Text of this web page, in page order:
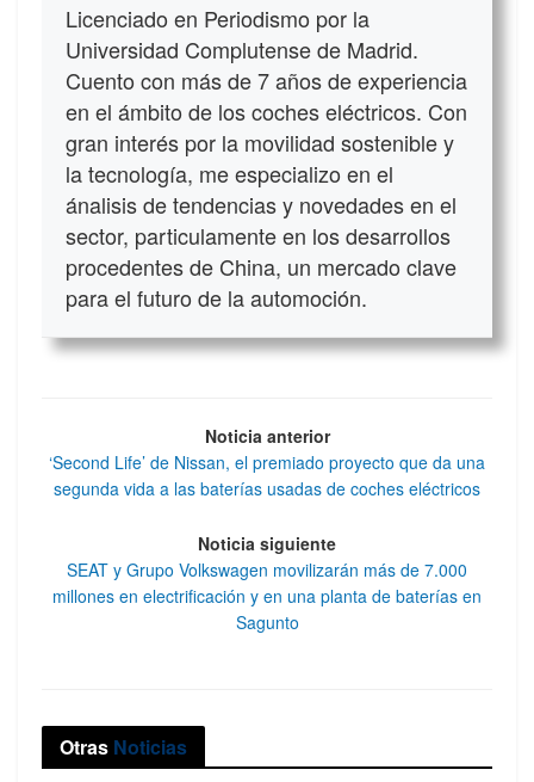
Licenciado en Periodismo por la
Universidad Complutense de Madrid.
Cuento con más de 7 años de experiencia
en el ámbito de los coches eléctricos. Con
gran interés por la movilidad sostenible y
la tecnología, me especializo en el
ánalisis de tendencias y novedades en el
sector, particulamente en los desarrollos
procedentes de China, un mercado clave
para el futuro de la automoción.
Noticia anterior
‘Second Life’ de Nissan, el premiado proyecto que da una
segunda vida a las baterías usadas de coches eléctricos
Noticia siguiente
SEAT y Grupo Volkswagen movilizarán más de 7.000
millones en electrificación y en una planta de baterías en
Sagunto
Otras Noticias